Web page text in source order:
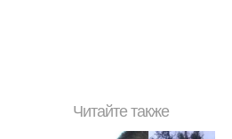
Читайте также